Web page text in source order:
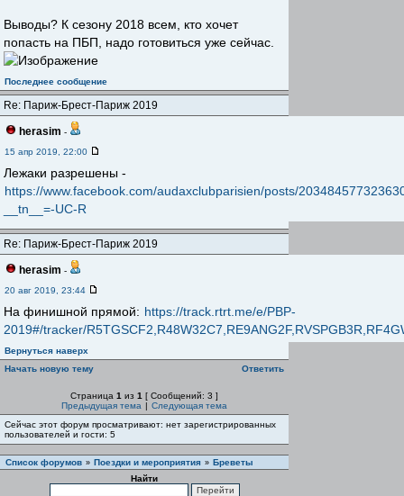
Выводы? К сезону 2018 всем, кто хочет
попасть на ПБП, надо готовиться уже сейчас.
Последнее сообщение
Re: Париж-Брест-Париж 2019
herasim -
15 апр 2019, 22:00
Лежаки разрешены -
https://www.facebook.com/audaxclubparisien/posts/
__tn__=-UC-R
Re: Париж-Брест-Париж 2019
herasim -
20 авг 2019, 23:44
На финишной прямой: https://track.rtrt.me/e/PBP-
2019#/tracker/
Вернуться наверх
Начать новую тему
Ответить
Страница 1 из 1 [ Сообщений: 3 ]
Предыдущая тема | Следующая тема
Сейчас этот форум просматривают: нет зарегистрированных
пользователей и гости: 5
Список форумов » Поездки и мероприятия » Бреветы
Найти